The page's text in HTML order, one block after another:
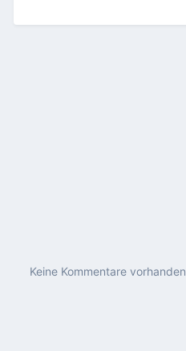
Keine Kommentare vorhanden